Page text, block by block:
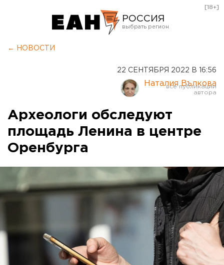
РОССИЯ
Курган
Оренбург
[18+]
← НОВОСТИ
22 СЕНТЯБРЯ 2022 В 16:56
Наталия Вълкова
Археологи обследуют
площадь Ленина в центре
Оренбурга